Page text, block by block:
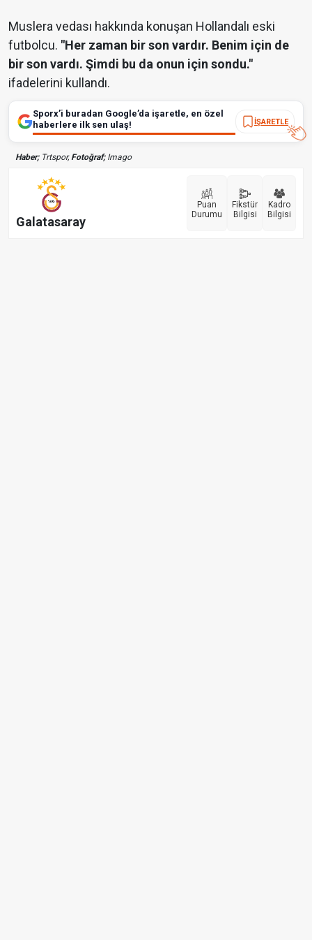
Muslera vedası hakkında konuşan Hollandalı eski
futbolcu. "Her zaman bir son vardır. Benim için de
bir son vardı. Şimdi bu da onun için sondu."
ifadelerini kullandı.
Sporx’i buradan Google’da işaretle, en özel
haberlere ilk sen ulaş!
İŞARETLE
Haber;Trtspor,Fotoğraf;Imago
Galatasaray
Puan
Durumu
Fikstür
Bilgisi
Kadro
Bilgisi